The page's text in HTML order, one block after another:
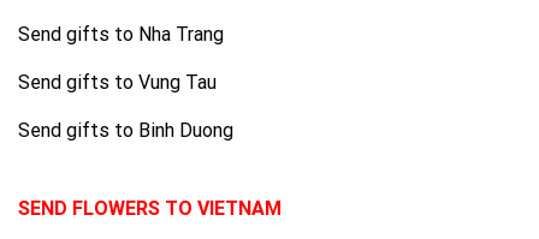
Send gifts to Nha Trang
Send gifts to Vung Tau
Send gifts to Binh Duong
SEND FLOWERS TO VIETNAM